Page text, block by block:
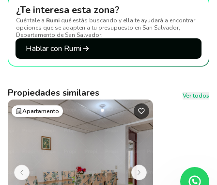
¿Te interesa esta zona?
Cuéntale a Rumi qué estás buscando y ella te ayudará a encontrar
opciones que se adapten a tu presupuesto en San Salvador,
Departamento de San Salvador.
Hablar con Rumi
Propiedades similares
Ver todos
Apartamento